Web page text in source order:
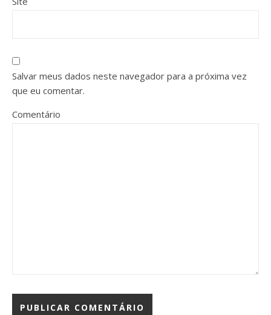
Salvar meus dados neste navegador para a próxima vez
que eu comentar.
Comentário